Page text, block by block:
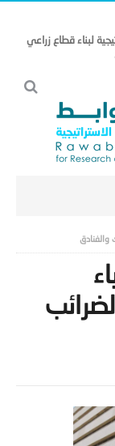
لبناء قطاع زراعي
والفنادق